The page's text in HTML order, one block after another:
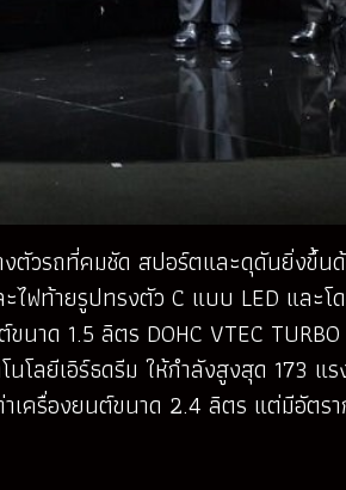
ตัวรถที่คมชัด สปอร์ตและดุดันยิ่งขึ้น
ไฟท้ายรูปทรงตัว C แบบ LED และ
ขนาด 1.5 ลิตร DOHC VTEC
นโลยีเอิร์ธดรีม ให้กำลังสูงสุด 173
เครื่องยนต์ขนาด 2.4 ลิตร แต่มีอัตร